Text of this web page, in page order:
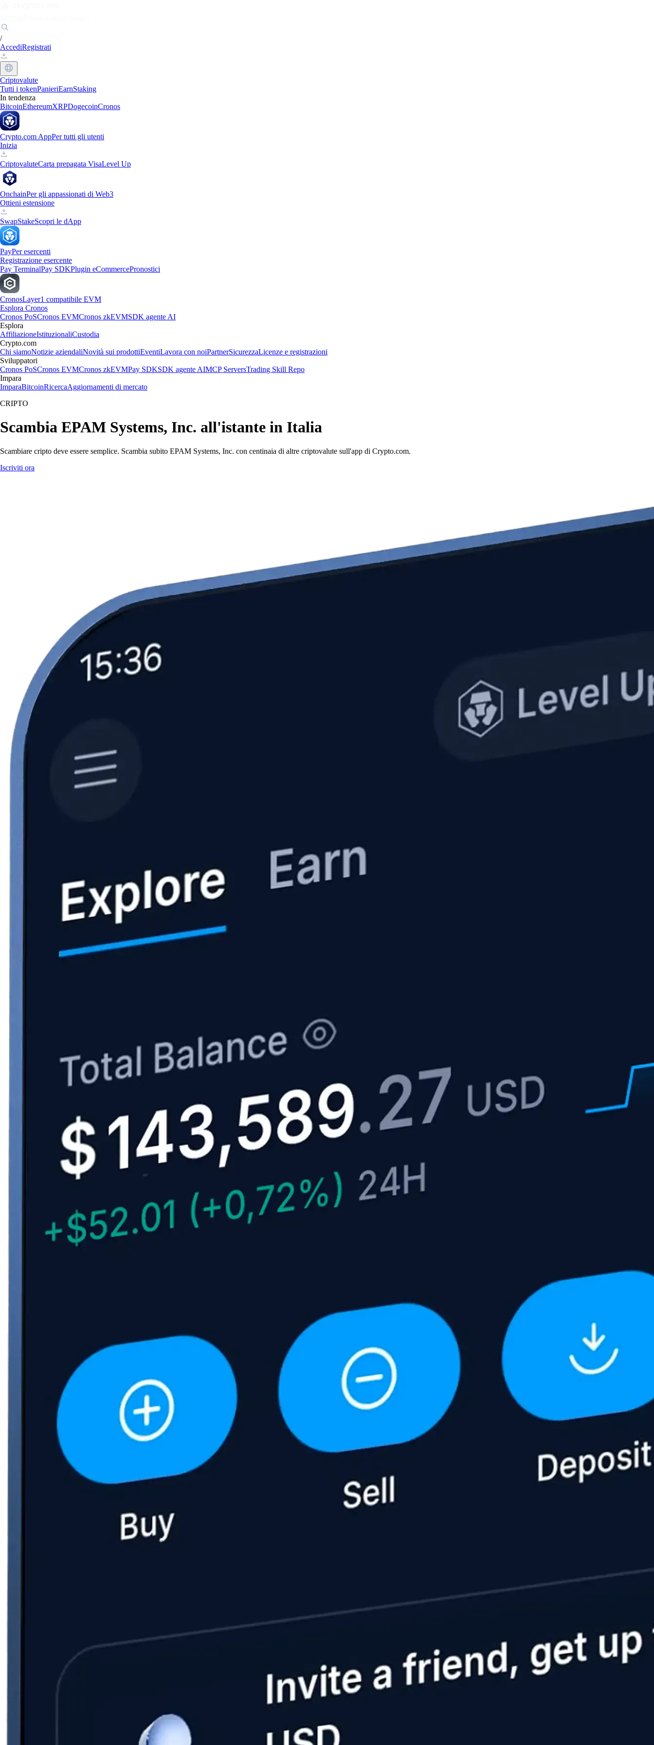
/
AccediRegistrati
Criptovalute
Tutti i tokenPanieriEarnStaking
In tendenza
BitcoinEthereumXRPDogecoinCronos
Crypto.com AppPer tutti gli utenti
Inizia
CriptovaluteCarta prepagata VisaLevel Up
OnchainPer gli appassionati di Web3
Ottieni estensione
SwapStakeScopri le dApp
PayPer esercenti
Registrazione esercente
Pay TerminalPay SDKPlugin eCommercePronostici
CronosLayer1 compatibile EVM
Esplora Cronos
Cronos PoSCronos EVMCronos zkEVMSDK agente AI
Esplora
AffiliazioneIstituzionaliCustodia
Crypto.com
Chi siamoNotizie aziendaliNovità sui prodottiEventiLavora con noiPartnerSicurezzaLicenze e registrazioni
Sviluppatori
Cronos PoSCronos EVMCronos zkEVMPay SDKSDK agente AIMCP ServersTrading Skill Repo
Impara
ImparaBitcoinRicercaAggiornamenti di mercato
CRIPTO
Scambia EPAM Systems, Inc. all'istante in Italia
Scambiare cripto deve essere semplice. Scambia subito EPAM Systems, Inc. con centinaia di altre criptovalute sull'app di Crypto.com.
Iscriviti ora